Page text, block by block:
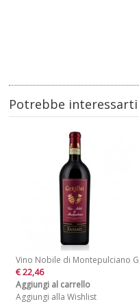
Potrebbe interessarti
Vino Nobile di Montepulciano
€ 22,46
Aggiungi al carrello
Aggiungi alla Wishlist